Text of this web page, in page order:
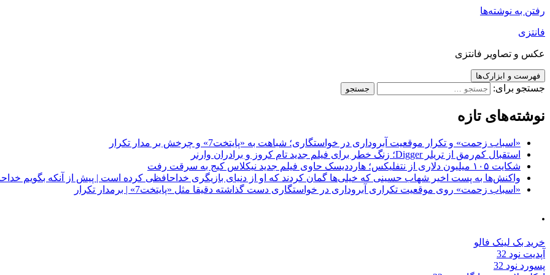
رفتن به نوشته‌ها
فانتزی
عکس و تصاویر فانتزی
فهرست و ابزارک‌ها
جستجو برای:
نوشته‌های تازه
«اسباب زحمت» و تکرار موقعیت آبروداری در خواستگاری؛ شباهت به «پایتخت7» و چرخش بر مدار تکرار
استقبال کم‌رمق از تریلر Digger؛ زنگ خطر برای فیلم جدید تام کروز و برادران وارنر
شکایت ۱۰۵ میلیون دلاری از نتفلیکس؛ هارددیسک حاوی فیلم جدید نیکلاس کیج به سرقت رفت
واکنش‌ها به پست اخیر شهاب حسینی که خیلی‌ها گمان کردند که او از دنیای بازیگری خداحافظی کرده است | پیش از آنکه بگویم
«اسباب زحمت» روی موقعیت تکراری آبروداری در خواستگاری دست گذاشته دقیقا مثل «پایتخت7» | برمدار تکرار
.
خرید بک لینک فالو
آپدیت نود 32
پسورد نود 32